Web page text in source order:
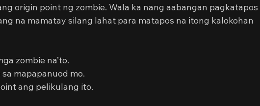
origin point ng zombie. Wala ka nang aabangan pagkatapos
na mamatay silang lahat para matapos na itong kalokohan
zombie na’to.
mapapanuod mo.
ang pelikulang ito.